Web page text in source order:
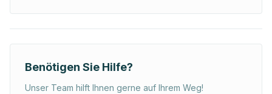
Benötigen Sie Hilfe?
Unser Team hilft Ihnen gerne auf Ihrem Weg!